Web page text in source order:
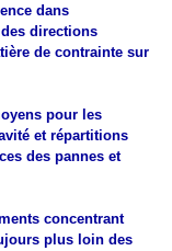
dans
directions
de contrainte sur
pour les
et répartitions
des pannes et
concentrant
plus loin des